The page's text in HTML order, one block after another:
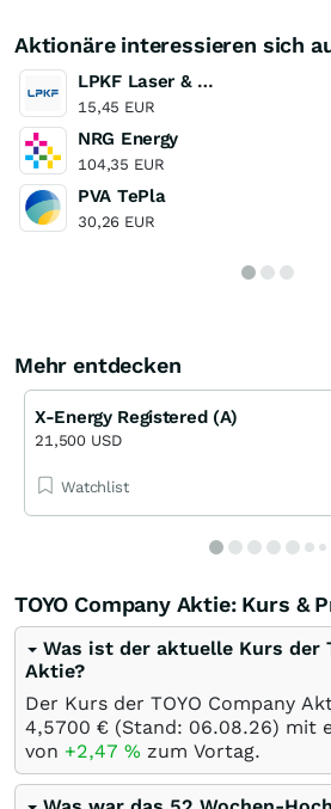
Aktionäre interessieren sich
LPKF Laser & Electronics
15,45 EUR
NRG Energy
104,35 EUR
PVA TePla
30,26 EUR
Mehr entdecken
X-Energy Registered (A)
21,500 USD
Watchlist
TOYO Company Aktie: Kurs &
Was ist der aktuelle Kurs der
Aktie?
Der Kurs der TOYO Company
4,5700 € (Stand: 06.08.26) mit
von +2,47 % zum Vortag.